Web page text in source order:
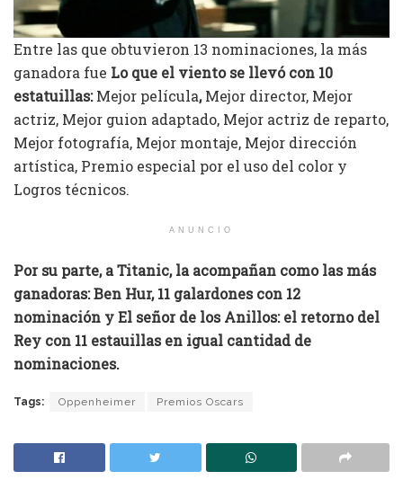
Entre las que obtuvieron 13 nominaciones, la más
ganadora fue Lo que el viento se llevó con 10
estatuillas:Mejor película,Mejor director, Mejor
actriz, Mejor guion adaptado, Mejor actriz de reparto,
Mejor fotografía, Mejor montaje, Mejor dirección
artística, Premio especial por el uso del color y
Logros técnicos.
ANUNCIO
Por su parte, a Titanic, la acompañan como las más
ganadoras: Ben Hur, 11 galardones con 12
nominación y El señor de los Anillos: el retorno del
Rey con 11 estauillas en igual cantidad de
nominaciones.
Tags: Oppenheimer Premios Oscars